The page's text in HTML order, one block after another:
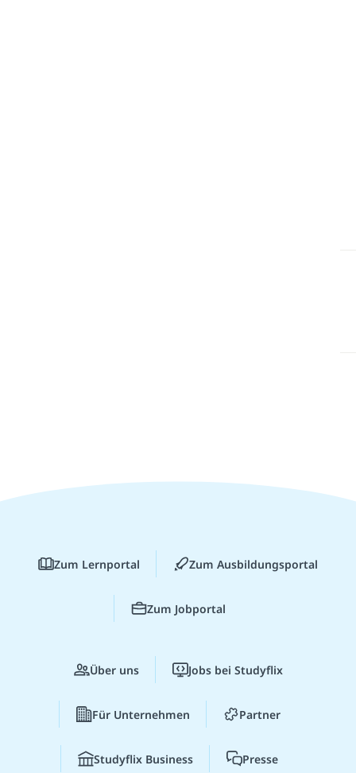
Zum Lernportal Zum Ausbildungsportal
Zum Jobportal
Über uns Jobs bei Studyflix
Für Unternehmen Partner
Studyflix Business Presse